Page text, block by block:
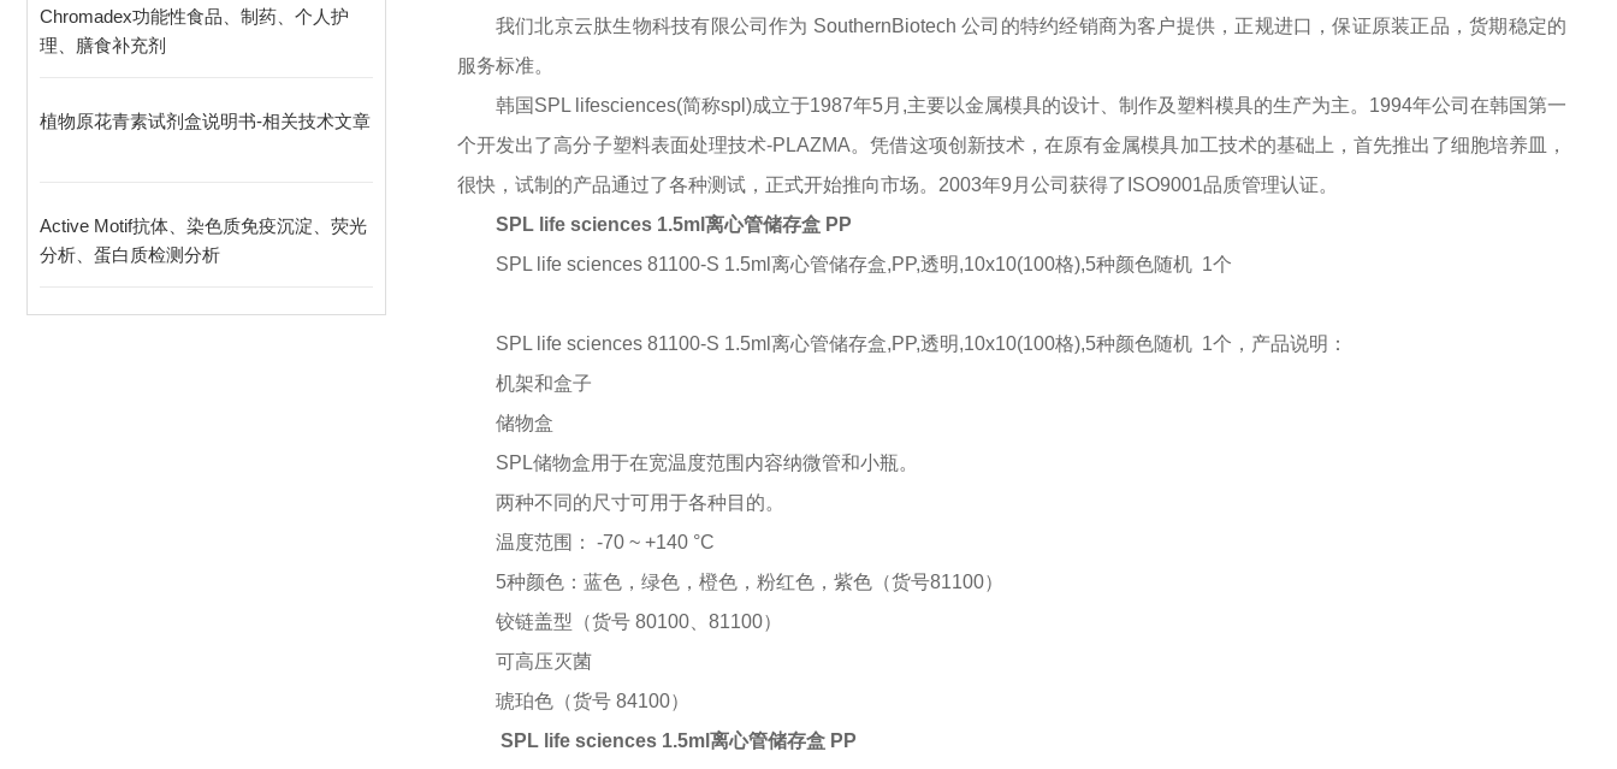
Chromadex功能性食品、制药、个人护
理、膳食补充剂
植物原花青素试剂盒说明书-相关技术文章
Active Motif抗体、染色质免疫沉淀、荧光
分析、蛋白质检测分析
我们北京云肽生物科技有限公司作为 SouthernBiotech 公司的特约经销商为客户提供，正规进口，保证原装正品，货期稳定的
服务标准。
韩国 SPL lifesciences(简称spl)成立于1987年5月,主要以金属模具的设计、制作及塑料模具的生产为主。1994年公司在韩国第一
个开发出了高分子塑料表面处理技术-PLAZMA。凭借这项创新技术，在原有金属模具加工技术的基础上，首先推出了细胞培养皿，
很快，试制的产品通过了各种测试，正式开始推向市场。2003年9月公司获得了ISO9001品质管理认证。
SPL life sciences 1.5ml离心管储存盒 PP
SPL life sciences 81100-S 1.5ml离心管储存盒,PP,透明,10x10(100格),5种颜色随机 1个
SPL life sciences 81100-S 1.5ml离心管储存盒,PP,透明,10x10(100格),5种颜色随机 1个，产品说明：
机架和盒子
储物盒
SPL储物盒用于在宽温度范围内容纳微管和小瓶。
两种不同的尺寸可用于各种目的。
温度范围：
-70 ~ +140 °C
5种颜色：蓝色，绿色，橙色，粉红色，紫色（货号81100）
铰链盖型（货号 80100 81100）
可高压灭菌
琥珀色（货号 84100）
SPL life sciences 1.5ml离心管储存盒 PP